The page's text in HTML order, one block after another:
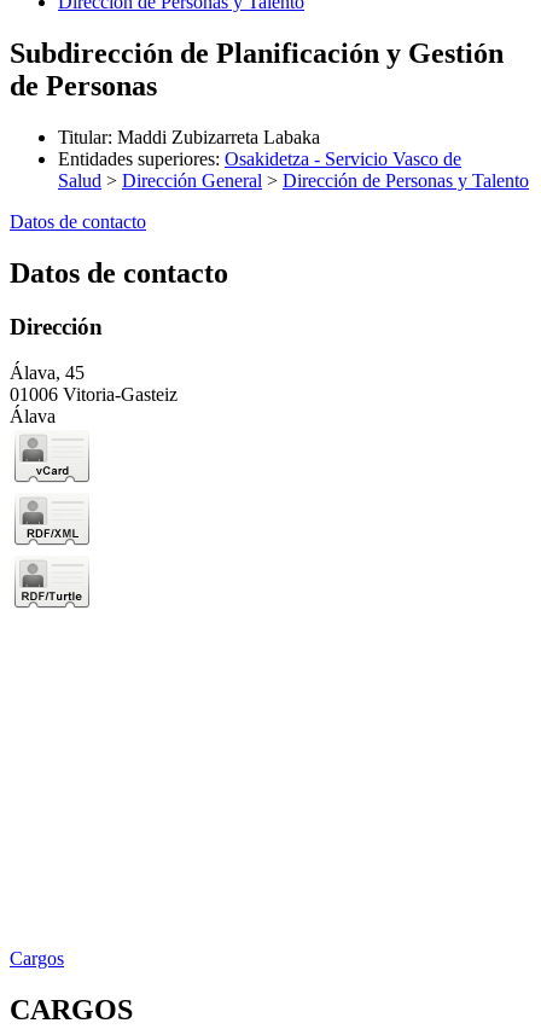
Subdirección de Planificación y Gestión
de Personas
Titular: Maddi Zubizarreta Labaka
Entidades superiores: Osakidetza - Servicio Vasco de
Salud > Dirección General > Dirección de Personas y Talento
Datos de contacto
Datos de contacto
Dirección
Álava, 45
01006 Vitoria-Gasteiz
Álava
Cargos
CARGOS